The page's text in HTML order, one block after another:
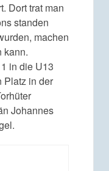
Dort trat man
standen
machen
kann.
in die U13
Platz in der
Johannes